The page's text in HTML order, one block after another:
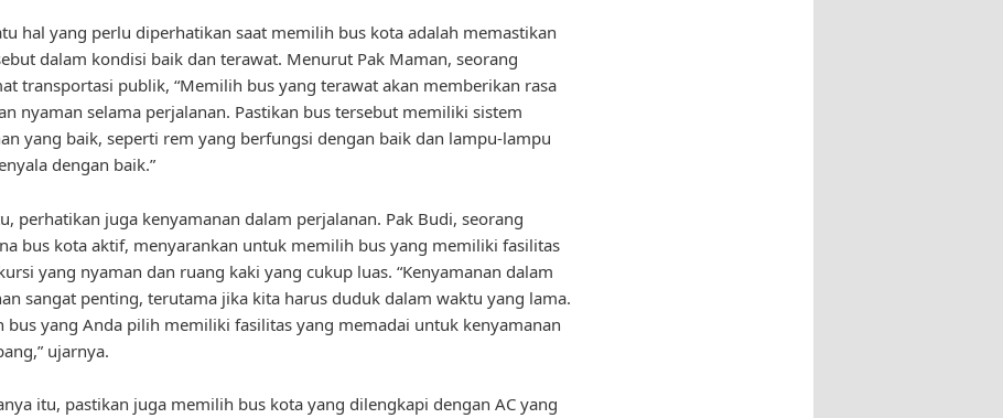
hal yang perlu diperhatikan saat memilih bus kota adalah memastikan
dalam kondisi baik dan terawat. Menurut Pak Maman, seorang
transportasi publik, “Memilih bus yang terawat akan memberikan rasa
nyaman selama perjalanan. Pastikan bus tersebut memiliki sistem
yang baik, seperti rem yang berfungsi dengan baik dan lampu-lampu
dengan baik.”
perhatikan juga kenyamanan dalam perjalanan. Pak Budi, seorang
bus kota aktif, menyarankan untuk memilih bus yang memiliki fasilitas
yang nyaman dan ruang kaki yang cukup luas. “Kenyamanan dalam
sangat penting, terutama jika kita harus duduk dalam waktu yang lama.
bus yang Anda pilih memiliki fasilitas yang memadai untuk kenyamanan
ujarnya.
itu, pastikan juga memilih bus kota yang dilengkapi dengan AC yang